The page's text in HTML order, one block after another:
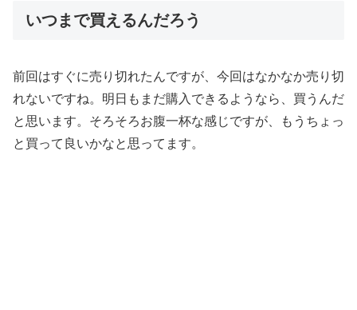
いつまで買えるんだろう
前回はすぐに売り切れたんですが、今回はなかなか売り切
れないですね。明日もまだ購入できるようなら、買うんだ
と思います。そろそろお腹一杯な感じですが、もうちょっ
と買って良いかなと思ってます。